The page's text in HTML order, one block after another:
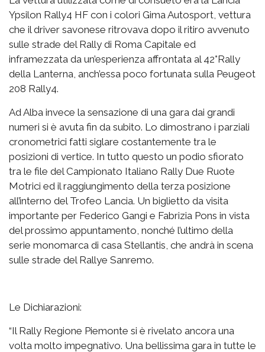
Ypsilon Rally4 HF con i colori Gima Autosport, vettura
che il driver savonese ritrovava dopo il ritiro avvenuto
sulle strade del Rally di Roma Capitale ed
inframezzata da un’esperienza affrontata al 42°Rally
della Lanterna, anch’essa poco fortunata sulla Peugeot
208 Rally4.
Ad Alba invece la sensazione di una gara dai grandi
numeri si è avuta fin da subito. Lo dimostrano i parziali
cronometrici fatti siglare costantemente tra le
posizioni di vertice. In tutto questo un podio sfiorato
tra le file del Campionato Italiano Rally Due Ruote
Motrici ed il raggiungimento della terza posizione
all’interno del Trofeo Lancia. Un biglietto da visita
importante per Federico Gangi e Fabrizia Pons in vista
del prossimo appuntamento, nonché l’ultimo della
serie monomarca di casa Stellantis, che andrà in scena
sulle strade del Rallye Sanremo.
Le Dichiarazioni:
“Il Rally Regione Piemonte si è rivelato ancora una
volta molto impegnativo. Una bellissima gara in tutte le